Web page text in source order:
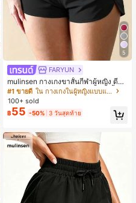
5
FARYUN
mulinsen กางเกงขาสั้นกีฬาผู้หญิง ดีไซ
น์ปลายเปิด เอวยืดหยุ่น กางเกงขาสั้น
ลำลองกีฬาฤดูร้อน ความยาว 3/4
#1 ขายดี
ใน กางเกงในผู้หญิงแบบแอคทีฟ
100+ sold
฿55 -50% 3 วันสุดท้าย